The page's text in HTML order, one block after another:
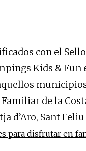
con el
Kids &
de la
Sant
para disfrutar en